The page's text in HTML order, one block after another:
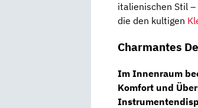
italienischen Stil
die den kultigen
Charmantes
Im Innenraum
Komfort und